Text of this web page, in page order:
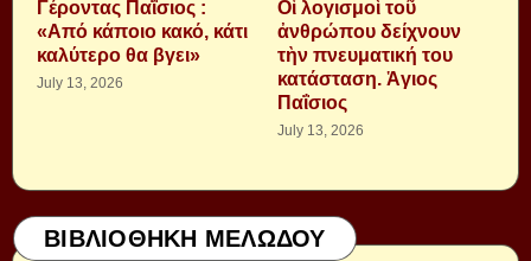
Γέροντας Παΐσιος :
«Από κάποιο κακό, κάτι
καλύτερο θα βγει»
July 13, 2026
Οἱ λογισμοὶ τοῦ
ἀνθρώπου δείχνουν
τὴν πνευματική του
κατάσταση. Ἁγιος
Παΐσιος
July 13, 2026
ΒΙΒΛΙΟΘΗΚΗ ΜΕΛΩΔΟΥ